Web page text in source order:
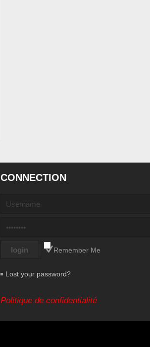
CONNECTION
Remember Me
Lost your password?
Politique de confidentialité